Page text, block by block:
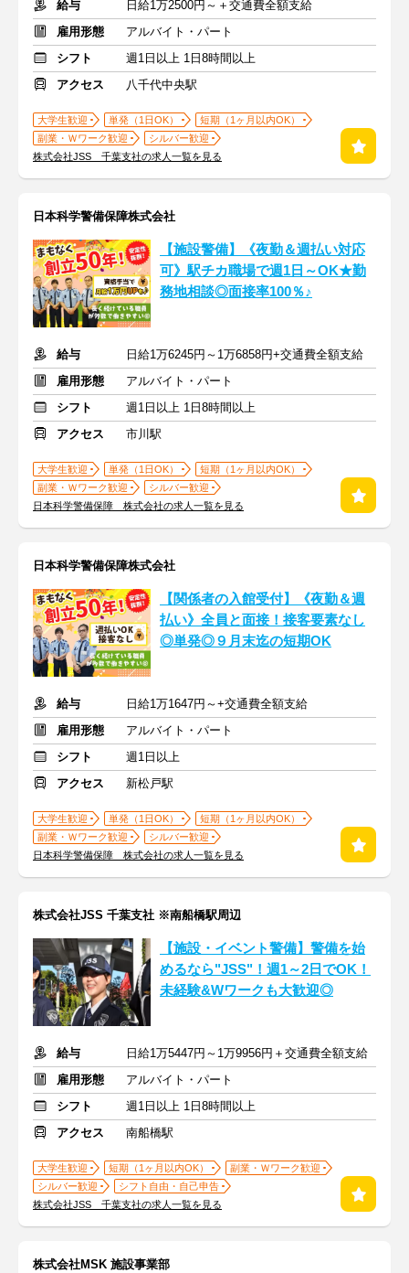
給与
日給1万2500円～＋交通費全額支給
雇用形態
アルバイト・パート
シフト
週1日以上 1日8時間以上
アクセス
八千代中央駅
大学生歓迎 単発（1日OK）
短期（1ヶ月以内OK）
副業・Ｗワーク歓迎
シルバー歓迎
株式会社JSS 千葉支社の求人一覧を見る
日本科学警備保障株式会社
【施設警備】《夜勤＆週払い対応
可》駅チカ職場で週1日～OK★勤
務地相談◎面接率100％♪
給与
日給1万6245円～1万6858円+交通費全額支給
雇用形態
アルバイト・パート
シフト
週1日以上 1日8時間以上
アクセス
市川駅
大学生歓迎 単発（1日OK）
短期（1ヶ月以内OK）
副業・Ｗワーク歓迎
シルバー歓迎
日本科学警備保障 株式会社の求人一覧を見る
日本科学警備保障株式会社
【関係者の入館受付】《夜勤＆週
払い》全員と面接！接客要素なし
◎単発◎９月末迄の短期OK
給与
日給1万1647円～+交通費全額支給
雇用形態
アルバイト・パート
シフト
週1日以上
アクセス
新松戸駅
大学生歓迎 単発（1日OK）
短期（1ヶ月以内OK）
副業・Ｗワーク歓迎
シルバー歓迎
日本科学警備保障 株式会社の求人一覧を見る
株式会社JSS 千葉支社 ※南船橋駅周辺
【施設・イベント警備】警備を始
めるなら"JSS"！週1～2日でOK！
未経験&Wワークも大歓迎◎
給与
日給1万5447円～1万9956円＋交通費全額支給
雇用形態
アルバイト・パート
シフト
週1日以上 1日8時間以上
アクセス
南船橋駅
大学生歓迎 短期（1ヶ月以内OK）
副業・Ｗワーク歓迎
シルバー歓迎
シフト自由・自己申告
株式会社JSS 千葉支社の求人一覧を見る
株式会社MSK 施設事業部